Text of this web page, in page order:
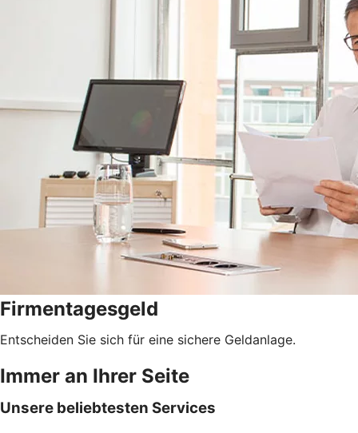
Firmentagesgeld
Entscheiden Sie sich für eine sichere Geldanlage.
Immer an Ihrer Seite
Unsere beliebtesten Services